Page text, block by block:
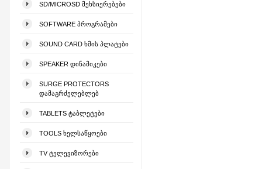
SD/MICROSD ᲛᲔᲮᲡᲘᲔᲠᲔᲑᲔᲑᲘ
SOFTWARE ᲞᲠᲝᲒᲠᲐᲛᲔᲑᲘ
SOUND CARD ᲮᲛᲘᲡ ᲞᲚᲐᲢᲔᲑᲘ
SPEAKER ᲓᲘᲜᲐᲛᲘᲙᲔᲑᲘ
SURGE PROTECTORS
ᲓᲐᲛᲐᲒᲠᲫᲔᲚᲔᲑᲚᲔᲑ
TABLETS ᲢᲐᲑᲚᲔᲢᲔᲑᲘ
TOOLS ᲮᲔᲚᲡᲐᲬᲧᲝᲔᲑᲘ
TV ᲢᲔᲚᲔᲕᲘᲖᲝᲠᲔᲑᲘ